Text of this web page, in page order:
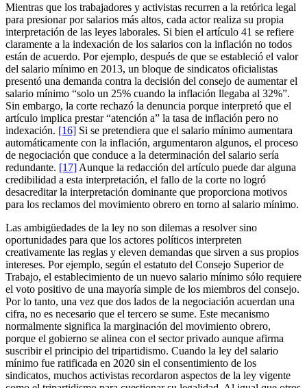
Mientras que los trabajadores y activistas recurren a la retórica legal
para presionar por salarios más altos, cada actor realiza su propia
interpretación de las leyes laborales. Si bien el artículo 41 se refiere
claramente a la indexación de los salarios con la inflación no todos
están de acuerdo. Por ejemplo, después de que se estableció el valor
del salario mínimo en 2013, un bloque de sindicatos oficialistas
presentó una demanda contra la decisión del consejo de aumentar el
salario mínimo “solo un 25% cuando la inflación llegaba al 32%”.
Sin embargo, la corte rechazó la denuncia porque interpretó que el
artículo implica prestar “atención a” la tasa de inflación pero no
indexación. [16] Si se pretendiera que el salario mínimo aumentara
automáticamente con la inflación, argumentaron algunos, el proceso
de negociación que conduce a la determinación del salario sería
redundante. [17] Aunque la redacción del artículo puede dar alguna
credibilidad a esta interpretación, el fallo de la corte no logró
desacreditar la interpretación dominante que proporciona motivos
para los reclamos del movimiento obrero en torno al salario mínimo.
Las ambigüedades de la ley no son dilemas a resolver sino
oportunidades para que los actores políticos interpreten
creativamente las reglas y eleven demandas que sirven a sus propios
intereses. Por ejemplo, según el estatuto del Consejo Superior de
Trabajo, el establecimiento de un nuevo salario mínimo sólo requiere
el voto positivo de una mayoría simple de los miembros del consejo.
Por lo tanto, una vez que dos lados de la negociación acuerdan una
cifra, no es necesario que el tercero se sume. Este mecanismo
normalmente significa la marginación del movimiento obrero,
porque el gobierno se alinea con el sector privado aunque afirma
suscribir el principio del tripartidismo. Cuando la ley del salario
mínimo fue ratificada en 2020 sin el consentimiento de los
sindicatos, muchos activistas recordaron aspectos de la ley vigente